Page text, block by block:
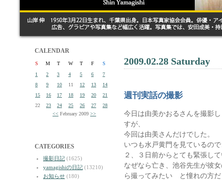
CALENDAR
S M T W T F
S
1
2 3 4 5 6
7
8
9 10 11 12 13
14
15
16 17 18 19 20
21
22
23 24 25 26 27
28
<< February 2009 >>
CATEGORIES
撮影日記 (1625)
yamagishiの日記 (13210)
お知らせ (180)
2009.02.28 Saturday
週刊実話の撮影
今日は由美かおるさんを撮影
すが、
今回は由美さんだけでした。
いつも水戸黄門を見ているの
２、３日前からとても緊張し
なぜなら亡き、池谷先生が彼
ら撮ってみたい と憧れの方だ